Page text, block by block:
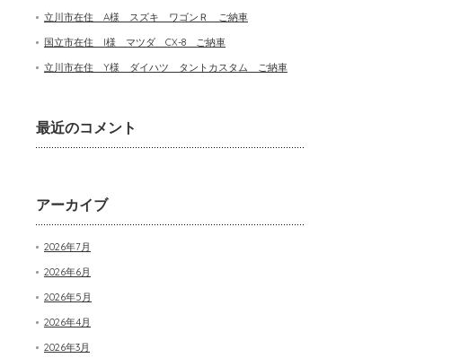
立川市在住 A様 スズキ ワゴンＲ ご納車
国立市在住 I様 マツダ CX-8 ご納車
立川市在住 Y様 ダイハツ タントカスタム ご納車
最近のコメント
アーカイブ
2026年7月
2026年6月
2026年5月
2026年4月
2026年3月